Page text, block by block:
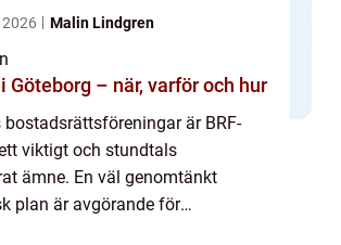
Malin Lindgren
Göteborg – när, varför och hur
bostadsrättsföreningar är BRF-
viktigt och stundtals
ämne. En väl genomtänkt
plan är avgörande för